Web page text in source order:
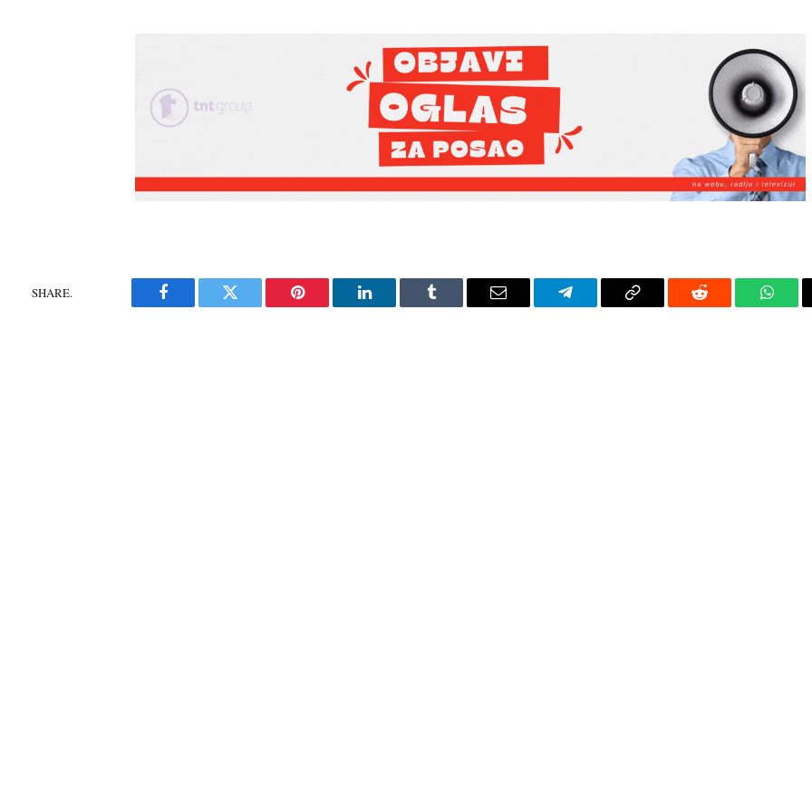
SHARE.
Facebook Twitter Pinterest LinkedIn Tumblr Email Telegram Copy
Reddit